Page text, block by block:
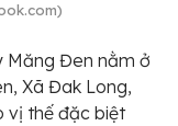
Măng Đen nằm ở
Xã Đak Long,
vị thế đặc biệt